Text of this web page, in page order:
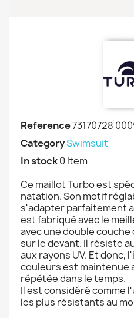
Reference73170728
CategorySwimsuit
In stock0 Item
Ce maillot Turbo est
natation. Son motif
s'adapter parfaitement
est fabriqué avec le
avec une double
sur le devant. Il résiste
aux rayons UV. Et donc,
couleurs est maintenue
répétée dans le temps.
Il est considéré comme
les plus résistants au